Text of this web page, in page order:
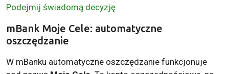
Podejmij świadomą decyzję
mBank Moje Cele: automatyczne
oszczędzanie
W mBanku automatyczne oszczędzanie funkcjonuje